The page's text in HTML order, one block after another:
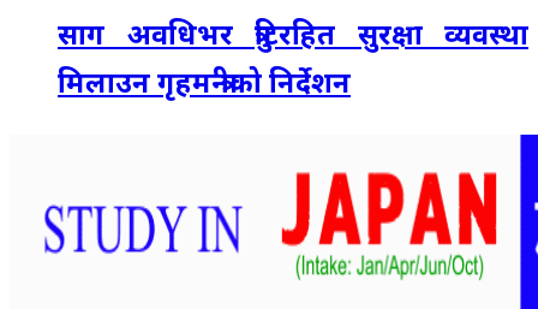
साग अवधिभर त्रुटिरहित सुरक्षा व्यवस्था
मिलाउन गृहमन्त्रीको निर्देशन